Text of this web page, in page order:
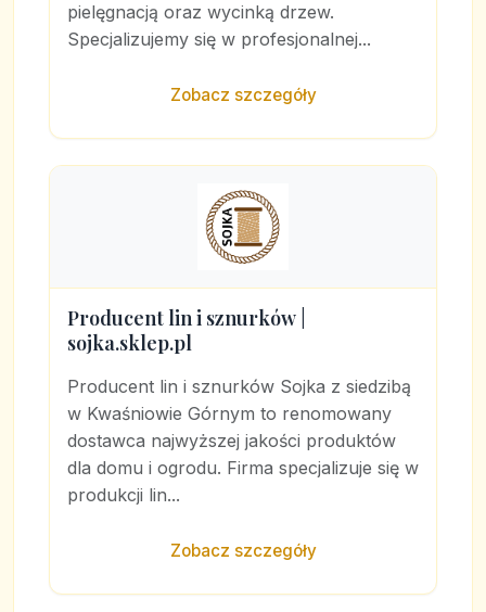
pielęgnacją oraz wycinką drzew.
Specjalizujemy się w profesjonalnej...
Zobacz szczegóły
Producent lin i sznurków |
sojka.sklep.pl
Producent lin i sznurków Sojka z siedzibą
w Kwaśniowie Górnym to renomowany
dostawca najwyższej jakości produktów
dla domu i ogrodu. Firma specjalizuje się w
produkcji lin...
Zobacz szczegóły